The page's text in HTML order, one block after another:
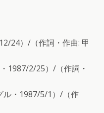
24）/（作詞・作曲: 甲
1987/2/25）/（作詞・
ル・1987/5/1）/（作